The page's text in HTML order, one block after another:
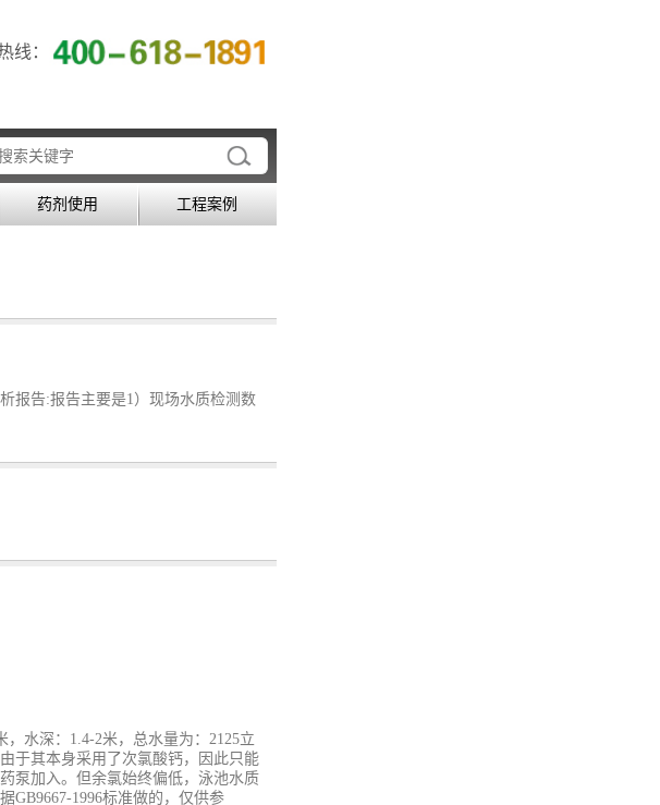
线：
药剂使用 工程案例
报告:报告主要是1）现场水质检测数
水深：1.4-2米，总水量为：2125立
于其本身采用了次氯酸钙，因此只能
泵加入。但余氯始终偏低，泳池水质
GB9667-1996标准做的，仅供参